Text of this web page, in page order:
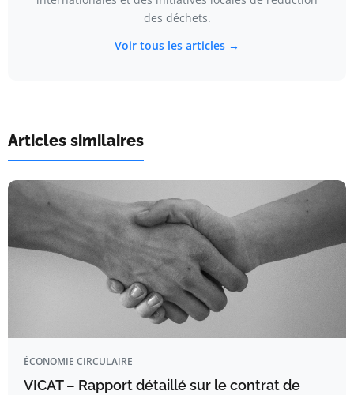
des déchets.
Voir tous les articles →
Articles similaires
ÉCONOMIE CIRCULAIRE
VICAT – Rapport détaillé sur le contrat de